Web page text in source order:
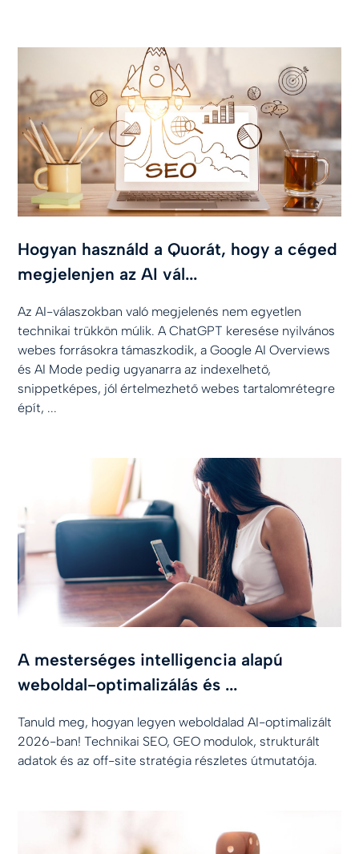
Hogyan használd a Quorát, hogy a céged
megjelenjen az AI vál...
Az AI-válaszokban való megjelenés nem egyetlen
technikai trükkön múlik. A ChatGPT keresése nyilvános
webes forrásokra támaszkodik, a Google AI Overviews
és AI Mode pedig ugyanarra az indexelhető,
snippetképes, jól értelmezhető webes tartalomrétegre
épít, ...
A mesterséges intelligencia alapú
weboldal-optimalizálás és ...
Tanuld meg, hogyan legyen weboldalad AI-optimalizált
2026-ban! Technikai SEO, GEO modulok, strukturált
adatok és az off-site stratégia részletes útmutatója.